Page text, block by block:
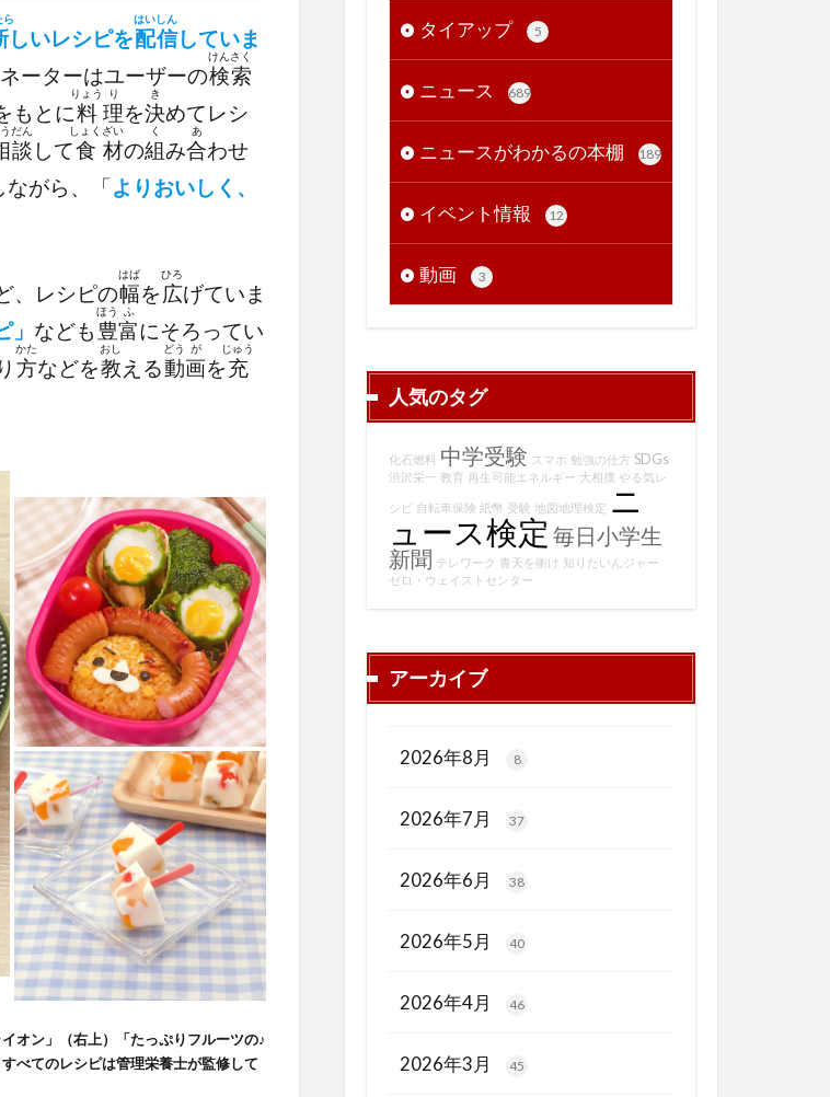
ら
しいレシピを配
はい
信
しん
していま
ーターはユーザーの検
けん
索
さく
もとに料
りょう
理
り
を決
き
めてレシ
談
だん
して食
しょく
材
ざい
の組
く
み合
あ
わせ
ながら、「 よりおいしく、
、レシピの幅
はば
を 広
ひろ
げていま
なども 豊
ほう
富
ふ
にそろってい
り 方
かた
などを教
おし
える動
どう
画
が
を充
じゅう
オン」（右上）「たっぷりフルーツの♪
べてのレシピは管理栄養士が監修して
タイアップ 5
ニュース 689
ニュースがわかるの本棚 189
イベント情報 12
動画 3
人気のタグ
化石燃料 中学受験 スマホ 勉強の仕方 SDGs
渋沢栄一 教育 再生可能エネルギー 大相撲 やる気レ
シピ 自転車保険 紙幣 受験 地図地理検定 ニ
ュース検定 毎日小学生
新聞 テレワーク 青天を衝け 知りたいんジャー
ゼロ・ウェイストセンター
アーカイブ
2026年8月 8
2026年7月 37
2026年6月 38
2026年5月 40
2026年4月 46
2026年3月 45